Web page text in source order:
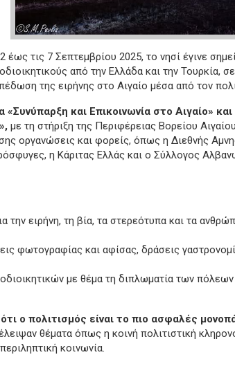
έως τις 7 Σεπτεμβρίου 2025, το νησί έγινε
από την Ελλάδα και την Τουρκία,
της ειρήνης στο Αιγαίο μέσα από τον
και Επικοινωνία στο Αιγαίο» και
με τη στήριξη της Περιφέρειας Βορείου
οργανώσεις και φορείς, όπως η Διεθνής
η Κάριτας Ελλάς και ο Σύλλογος
την ειρήνη, τη βία, τα στερεότυπα και τα
φωτογραφίας και αφίσας, δράσεις
με θέμα τη διπλωματία των πόλεων
ο πολιτισμός είναι το πιο ασφαλές
θέματα όπως η κοινή πολιτιστική
κοινωνία.